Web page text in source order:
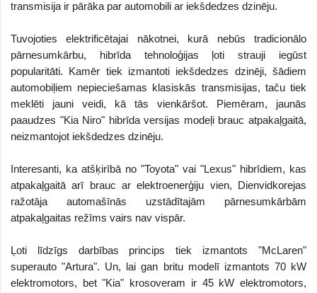
transmisija ir pārāka par automobili ar iekšdedzes dzinēju.
Tuvojoties elektrificētajai nākotnei, kurā nebūs tradicionālo
pārnesumkārbu, hibrīda tehnoloģijas ļoti strauji iegūst
popularitāti. Kamēr tiek izmantoti iekšdedzes dzinēji, šādiem
automobiļiem nepieciešamas klasiskās transmisijas, taču tiek
meklēti jauni veidi, kā tās vienkāršot. Piemēram, jaunās
paaudzes "Kia Niro" hibrīda versijas modeļi brauc atpakaļgaitā,
neizmantojot iekšdedzes dzinēju.
Interesanti, ka atšķirībā no "Toyota" vai "Lexus" hibrīdiem, kas
atpakaļgaitā arī brauc ar elektroenerģiju vien, Dienvidkorejas
ražotāja automašīnās uzstādītajām pārnesumkārbām
atpakaļgaitas režīms vairs nav vispār.
Ļoti līdzīgs darbības princips tiek izmantots "McLaren"
superauto "Artura". Un, lai gan britu modelī izmantots 70 kW
elektromotors, bet "Kia" krosoveram ir 45 kW elektromotors,